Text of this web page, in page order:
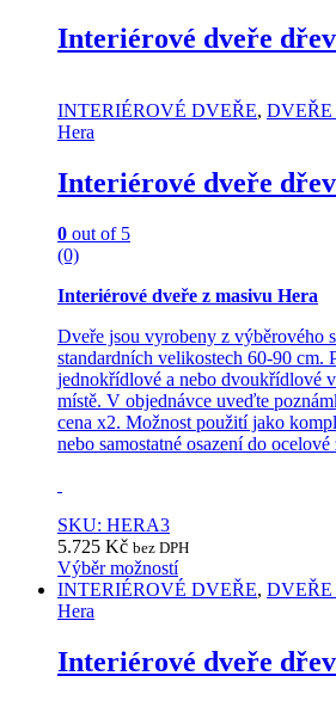
multiple
variants.
may
be
on
the
product
page
Interiérové dveře
INTERIÉROVÉ DVEŘE, DVEŘE
Hera
Interiérové dveře
0 out of 5
(0)
Interiérové dveře z masivu Hera
Dveře jsou vyrobeny z výběrového
standardních velikostech 60-90 cm.
jednokřídlové a nebo dvoukřídlové
místě. V objednávce uveďte
cena x2. Možnost použití jako
nebo samostatné osazení do ocelové
SKU: HERA3
5.725 Kč bez DPH
Výběr možností
This
product
multiple
variants.
INTERIÉROVÉ DVEŘE, DVEŘE
Hera
Interiérové dveře